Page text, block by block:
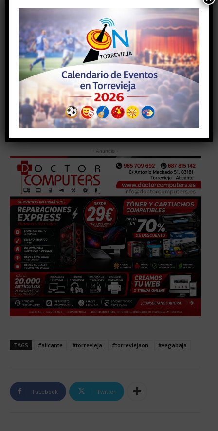
Por todo ello, el Grupo Municipal Socialista exige al
equipo de gobierno que reclame a la empresa
adjudicataria el cumplimiento inmediato de las
obligaciones recogidas en el contrato y garantice unas
condiciones adecuadas de limpieza, mantenimiento y
seguridad para los vecinos de Torrevieja
- Anuncio -
TAGS #alicante #torrevieja #torreviejaon #vegabaja
Facebook Twitter